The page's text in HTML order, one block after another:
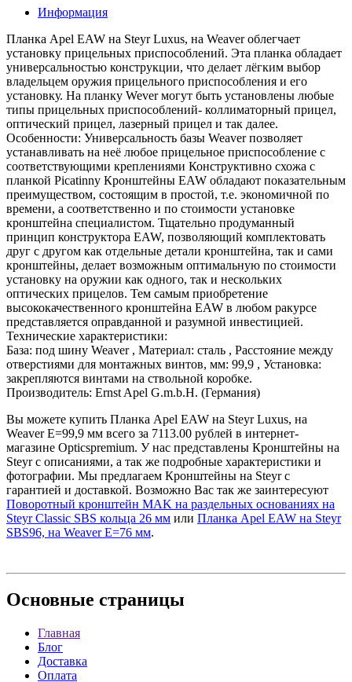
Информация
Планка Apel EAW на Steyr Luxus, на Weaver облегчает
установку прицельных приспособлений. Эта планка обладает
универсальностью конструкции, что делает лёгким выбор
владельцем оружия прицельного приспособления и его
установку. На планку Wever могут быть установлены любые
типы прицельных приспособлений- коллиматорный прицел,
оптический прицел, лазерный прицел и так далее.
Особенности: Универсальность базы Weaver позволяет
устанавливать на неё любое прицельное приспособление с
соответствующими креплениями Конструктивно схожа с
планкой Picatinny Кронштейны EAW обладают показательным
преимуществом, состоящим в простой, т.е. экономичной по
времени, а соответственно и по стоимости установке
кронштейна специалистом. Тщательно продуманный
принцип конструктора EAW, позволяющий комплектовать
друг с другом как отдельные детали кронштейна, так и сами
кронштейны, делает возможным оптимальную по стоимости
установку на оружии как одного, так и нескольких
оптических прицелов. Тем самым приобретение
высококачественного кронштейна EAW в любом ракурсе
представляется оправданной и разумной инвестицией.
Технические характеристики:
База: под шину Weaver , Материал: сталь , Расстояние между
отверстиями для монтажных винтов, мм: 99,9 , Установка:
закрепляются винтами на ствольной коробке.
Производитель: Ernst Apel G.m.b.H. (Германия)
Вы можете купить Планка Apel EAW на Steyr Luxus, на
Weaver E=99,9 мм всего за 7113.00 рублей в интернет-
магазине Opticspremium. У нас представлены Кронштейны на
Steyr с описаниями, а так же подробные характеристики и
фотографии. Мы предлагаем Кронштейны на Steyr с
гарантией и доставкой. Возможно Вас так же заинтересуют
Поворотный кронштейн MAK на раздельных основаниях на
Steyr Classic SBS кольца 26 мм или Планка Apel EAW на Steyr
SBS96, на Weaver E=76 мм.
Основные страницы
Главная
Блог
Доставка
Оплата